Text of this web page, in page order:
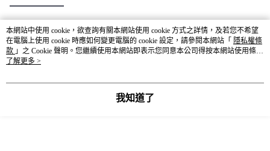
熱門標籤
本網站中使用 cookie，欲查詢有關本網站使用 cookie 方式之詳情，及若您不希望
在電腦上使用 cookie 時應如何變更電腦的 cookie 設定，請參閱本網站「 隱私權條
款 」之 Cookie 聲明。您繼續使用本網站即表示您同意本公司得按本網站使用條款
之 Cookie 聲明使用 cookie。
了解更多 >
我知道了